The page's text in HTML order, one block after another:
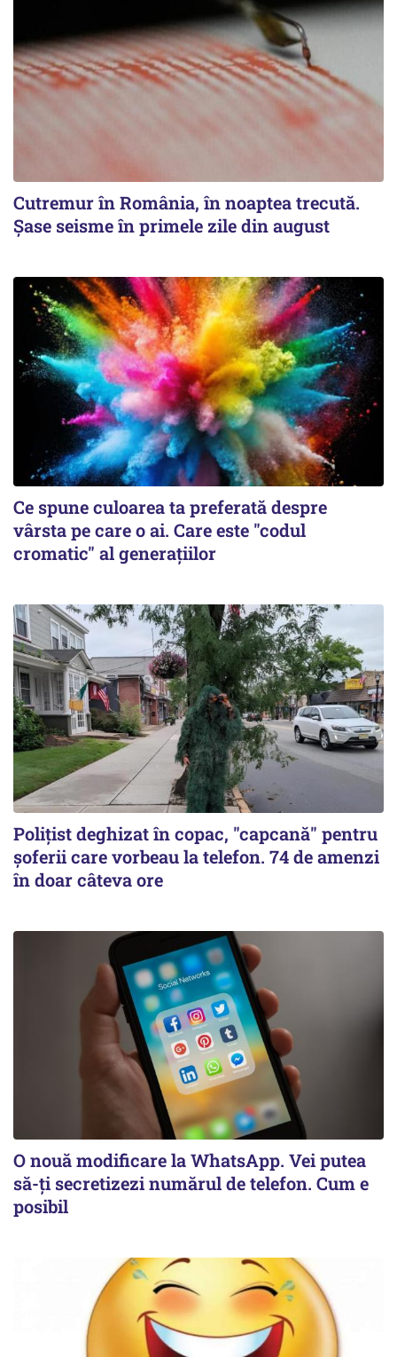
Cutremur în România, în noaptea trecută.
Șase seisme în primele zile din august
Ce spune culoarea ta preferată despre
vârsta pe care o ai. Care este "codul
cromatic" al generațiilor
Polițist deghizat în copac, "capcană" pentru
șoferii care vorbeau la telefon. 74 de amenzi
în doar câteva ore
O nouă modificare la WhatsApp. Vei putea
să-ți secretizezi numărul de telefon. Cum e
posibil